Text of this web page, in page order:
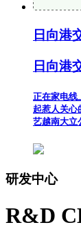
日向港
日向港
正在家电线
起惹人关心
艺越南大立
研发中心
R&D